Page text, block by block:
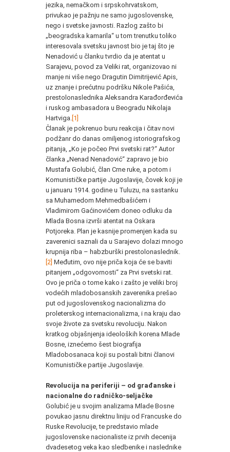
jezika, nemačkom i srpskohrvatskom,
privukao je pažnju ne samo jugoslovenske,
nego i svetske javnosti. Razlog zašto bi
„beogradska kamarila“ u tom trenutku toliko
interesovala svetsku javnost bio je taj što je
Nenadović u članku tvrdio da je atentat u
Sarajevu, povod za Veliki rat, organizovao ni
manje ni više nego Dragutin Dimitrijević Apis,
uz znanje i prećutnu podršku Nikole Pašića,
prestolonaslednika Aleksandra Karađorđevića
i ruskog ambasadora u Beogradu Nikolaja
Hartviga. [1]
Članak je pokrenuo buru reakcija i čitav novi
podžanr do danas omiljenog istoriografskog
pitanja, „Ko je počeo Prvi svetski rat?“ Autor
članka „Nenad Nenadović“ zapravo je bio
Mustafa Golubić, član Crne ruke, a potom i
Komunističke partije Jugoslavije, čovek koji je
u januaru 1914. godine u Tuluzu, na sastanku
sa Muhamedom Mehmedbašićem i
Vladimirom Gaćinovićem doneo odluku da
Mlada Bosna izvrši atentat na Oskara
Potjoreka. Plan je kasnije promenjen kada su
zaverenici saznali da u Sarajevo dolazi mnogo
krupnija riba – habzburški prestolonaslednik.
[2] Međutim, ovo nije priča koja će se baviti
pitanjem „odgovornosti“ za Prvi svetski rat.
Ovo je priča o tome kako i zašto je veliki broj
vodećih mladobosanskih zaverenika prešao
put od jugoslovenskog nacionalizma do
proleterskog internacionalizma, i na kraju dao
svoje živote za svetsku revoluciju. Nakon
kratkog objašnjenja ideoloških korena Mlade
Bosne, iznećemo šest biografija
Mladobosanaca koji su postali bitni članovi
Komunističke partije Jugoslavije.
Revolucija na periferiji – od građanske i
nacionalne do radničko-seljačke
Golubić je u svojim analizama Mlade Bosne
povukao jasnu direktnu liniju od Francuske do
Ruske Revolucije, te predstavio mlade
jugoslovenske nacionaliste iz prvih decenija
dvadesetog veka kao sledbenike i naslednike